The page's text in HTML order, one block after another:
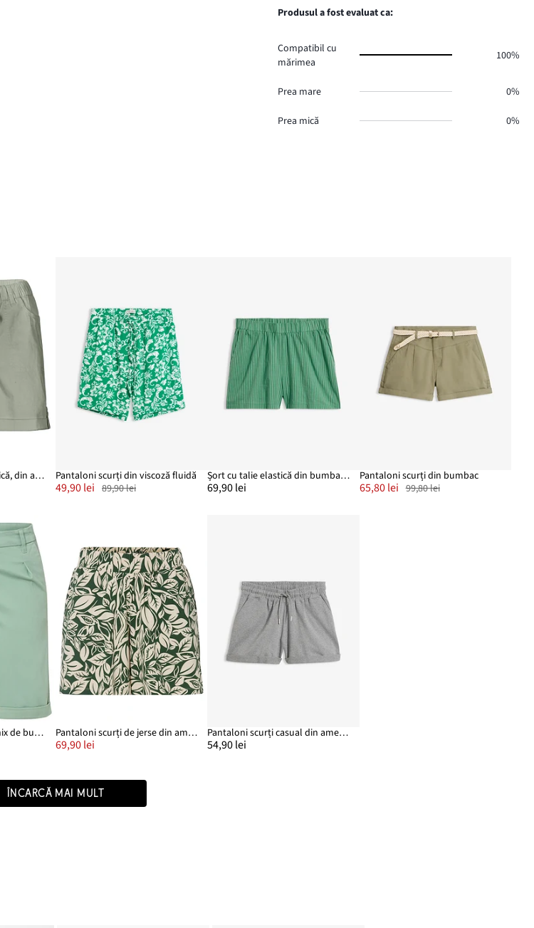
Produsul a fost evaluat ca:
Compatibil cu
mărimea
100%
Prea mare 0%
Prea mică 0%
Bermude cu talie elastică, din amestec cu bumbac Pantaloni scurți din viscoză fluidă
49,90 lei 89,90 lei
Șort cu talie elastică din bumbac organic 100%
69,90 lei
Pantaloni scurți din bumbac
65,80 lei 99,80 lei
Bermude stretch din mix de bumbac Pantaloni scurți de jerse din amestec elastic de bumbac
69,90 lei
Pantaloni scurți casual din amestec de bumbac
54,90 lei
ÎNCARCĂ MAI MULT